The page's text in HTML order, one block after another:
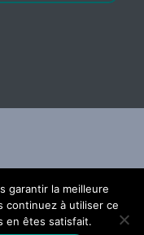
garantir la meilleure
continuez à utiliser ce
en êtes satisfait.